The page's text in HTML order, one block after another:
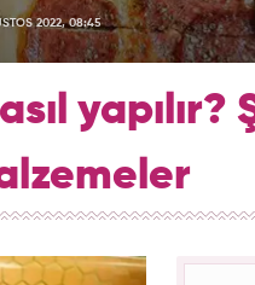
2022, 08:45
yapılır?